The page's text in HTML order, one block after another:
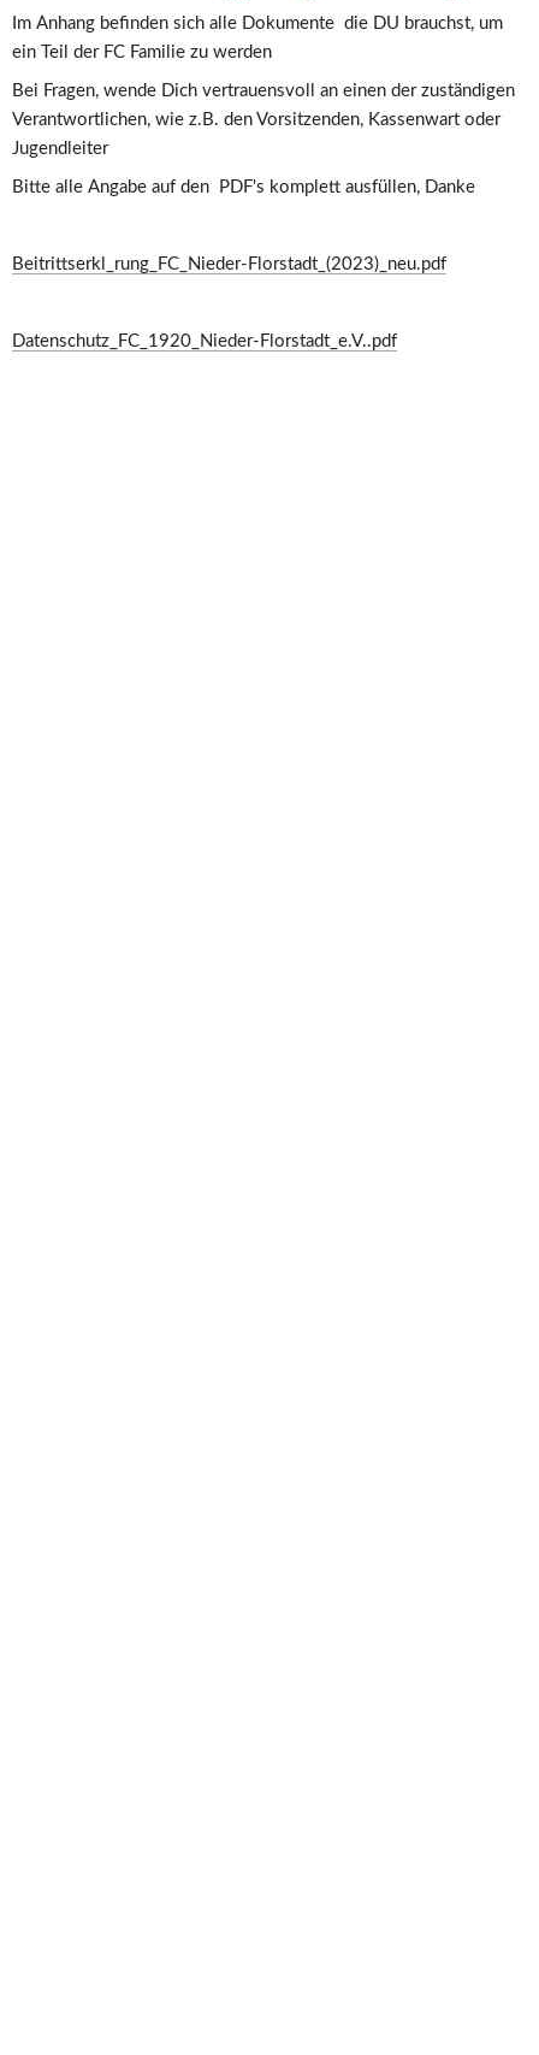
Im Anhang befinden sich alle Dokumente  die DU brauchst, um
ein Teil der FC Familie zu werden
Bei Fragen, wende Dich vertrauensvoll an einen der zuständigen
Verantwortlichen, wie z.B. den Vorsitzenden, Kassenwart oder
Jugendleiter
Bitte alle Angabe auf den  PDF's komplett ausfüllen, Danke
Beitrittserkl_rung_FC_Nieder-Florstadt_(2023)_neu.pdf
Datenschutz_FC_1920_Nieder-Florstadt_e.V..pdf